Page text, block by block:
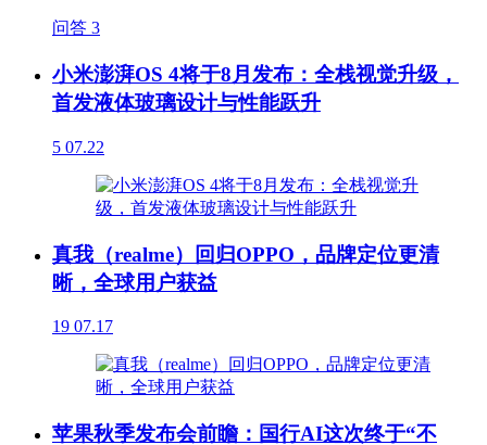
问答 3
小米澎湃OS 4将于8月发布：全栈视觉升级，
首发液体玻璃设计与性能跃升
5 07.22
真我（realme）回归OPPO，品牌定位更清
晰，全球用户获益
19 07.17
苹果秋季发布会前瞻：国行AI这次终于“不